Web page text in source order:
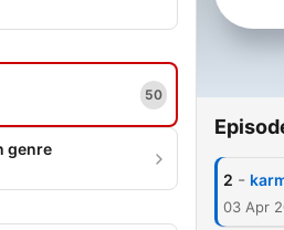
50
genre
2 -
03 Apr